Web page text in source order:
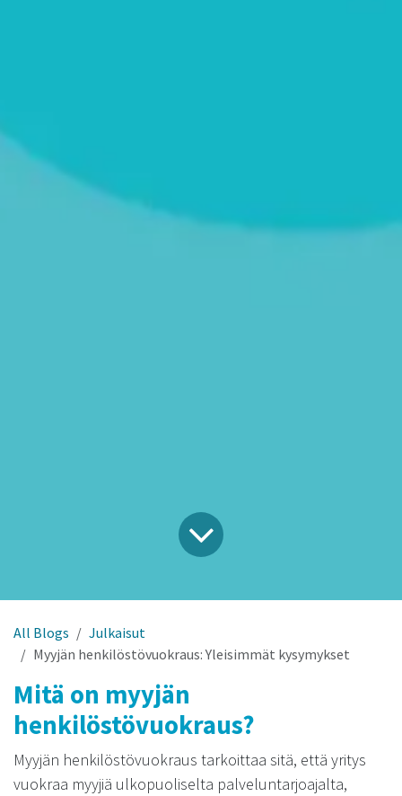
All Blogs
Julkaisut
Myyjän henkilöstövuokraus: Yleisimmät kysymykset
Mitä on myyjän
henkilöstövuokraus?
Myyjän henkilöstövuokraus tarkoittaa sitä, että yritys
vuokraa myyjiä ulkopuoliselta palveluntarjoajalta,